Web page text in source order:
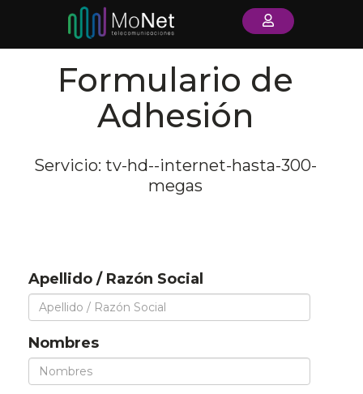
Formulario de
Adhesión
Servicio: tv-hd--internet-hasta-300-
megas
Apellido / Razón Social
Nombres